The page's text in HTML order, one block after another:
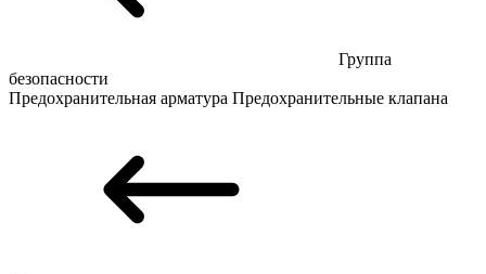
Группа
безопасности
Предохранительная арматура Предохранительные клапана